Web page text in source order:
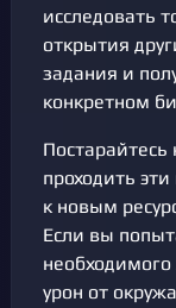
исследовать
открытия
задания и
конкретном
Постарайтесь
проходить
к новым
Если вы
урон от